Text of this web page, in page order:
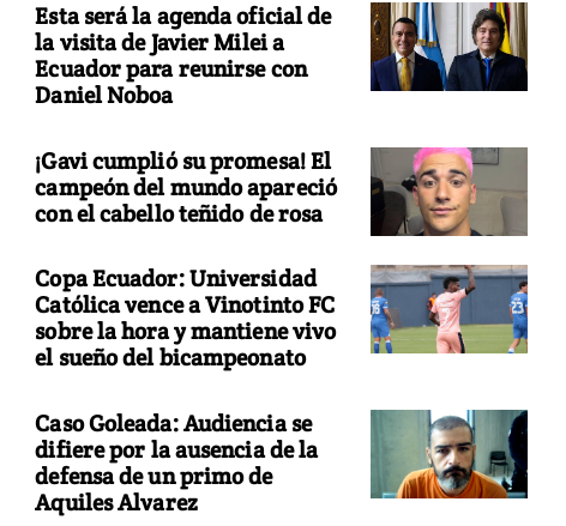
Esta será la agenda oficial de
la visita de Javier Milei a
Ecuador para reunirse con
Daniel Noboa
¡Gavi cumplió su promesa! El
campeón del mundo apareció
con el cabello teñido de rosa
Copa Ecuador: Universidad
Católica vence a Vinotinto FC
sobre la hora y mantiene vivo
el sueño del bicampeonato
Caso Goleada: Audiencia se
difiere por la ausencia de la
defensa de un primo de
Aquiles Alvarez